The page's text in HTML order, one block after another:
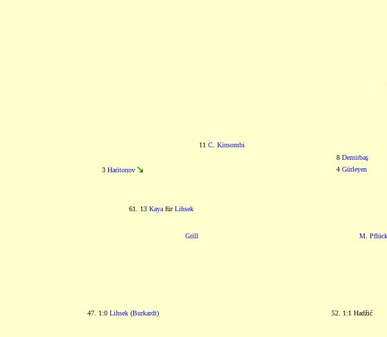
11 C. Kinsombi
8 Demirbaş
3 Haritonov 4 Gürleyen
61. 13 KayafürLihsek
Grill
M.
47. 1:0 Lihsek(Burkardt) 52. 1:1 Hadžić